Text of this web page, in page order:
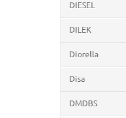
DIESEL
DILEK
Diorella
Disa
DMDBS